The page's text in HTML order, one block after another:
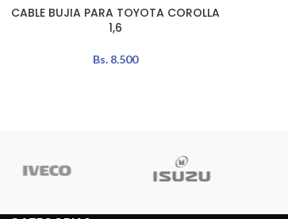
AÑADIR AL CARRITO
CABLE BUJIA PARA TOYOTA COROLLA
1,6
Bs. 8.500